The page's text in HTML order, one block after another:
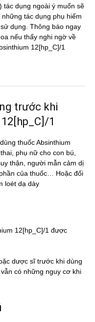
tác dụng ngoài ý muốn sẽ
tác dụng phụ hiếm
dụng. Thông báo ngay
nếu thấy nghi ngờ về
12[hp_C]/1
trước khi
1
thuốc Absinthium
phụ nữ cho con bú,
thận, người mẫn cảm dị
của thuốc… Hoặc đối
loét dạ dày
12[hp_C]/1 được
dược sĩ trước khi dùng
có những nguy cơ khi